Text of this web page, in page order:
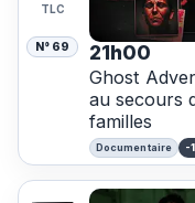
TLC
N° 69 21h00
Ghost
au secours
familles
Documentaire -